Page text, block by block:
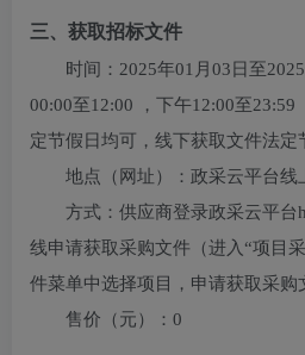
三、获取招标文件
时间： 2025年01月03日 至
00:00至12:00 ，下午12:00至23:59
定节假日均可，线下获取文件法定
地点（网址）： 政采云平台线
方式： 供应商登录政采云平台
线申请获取采购文件（进入“项目
件菜单中选择项目，申请获取采购
售价（元）： 0